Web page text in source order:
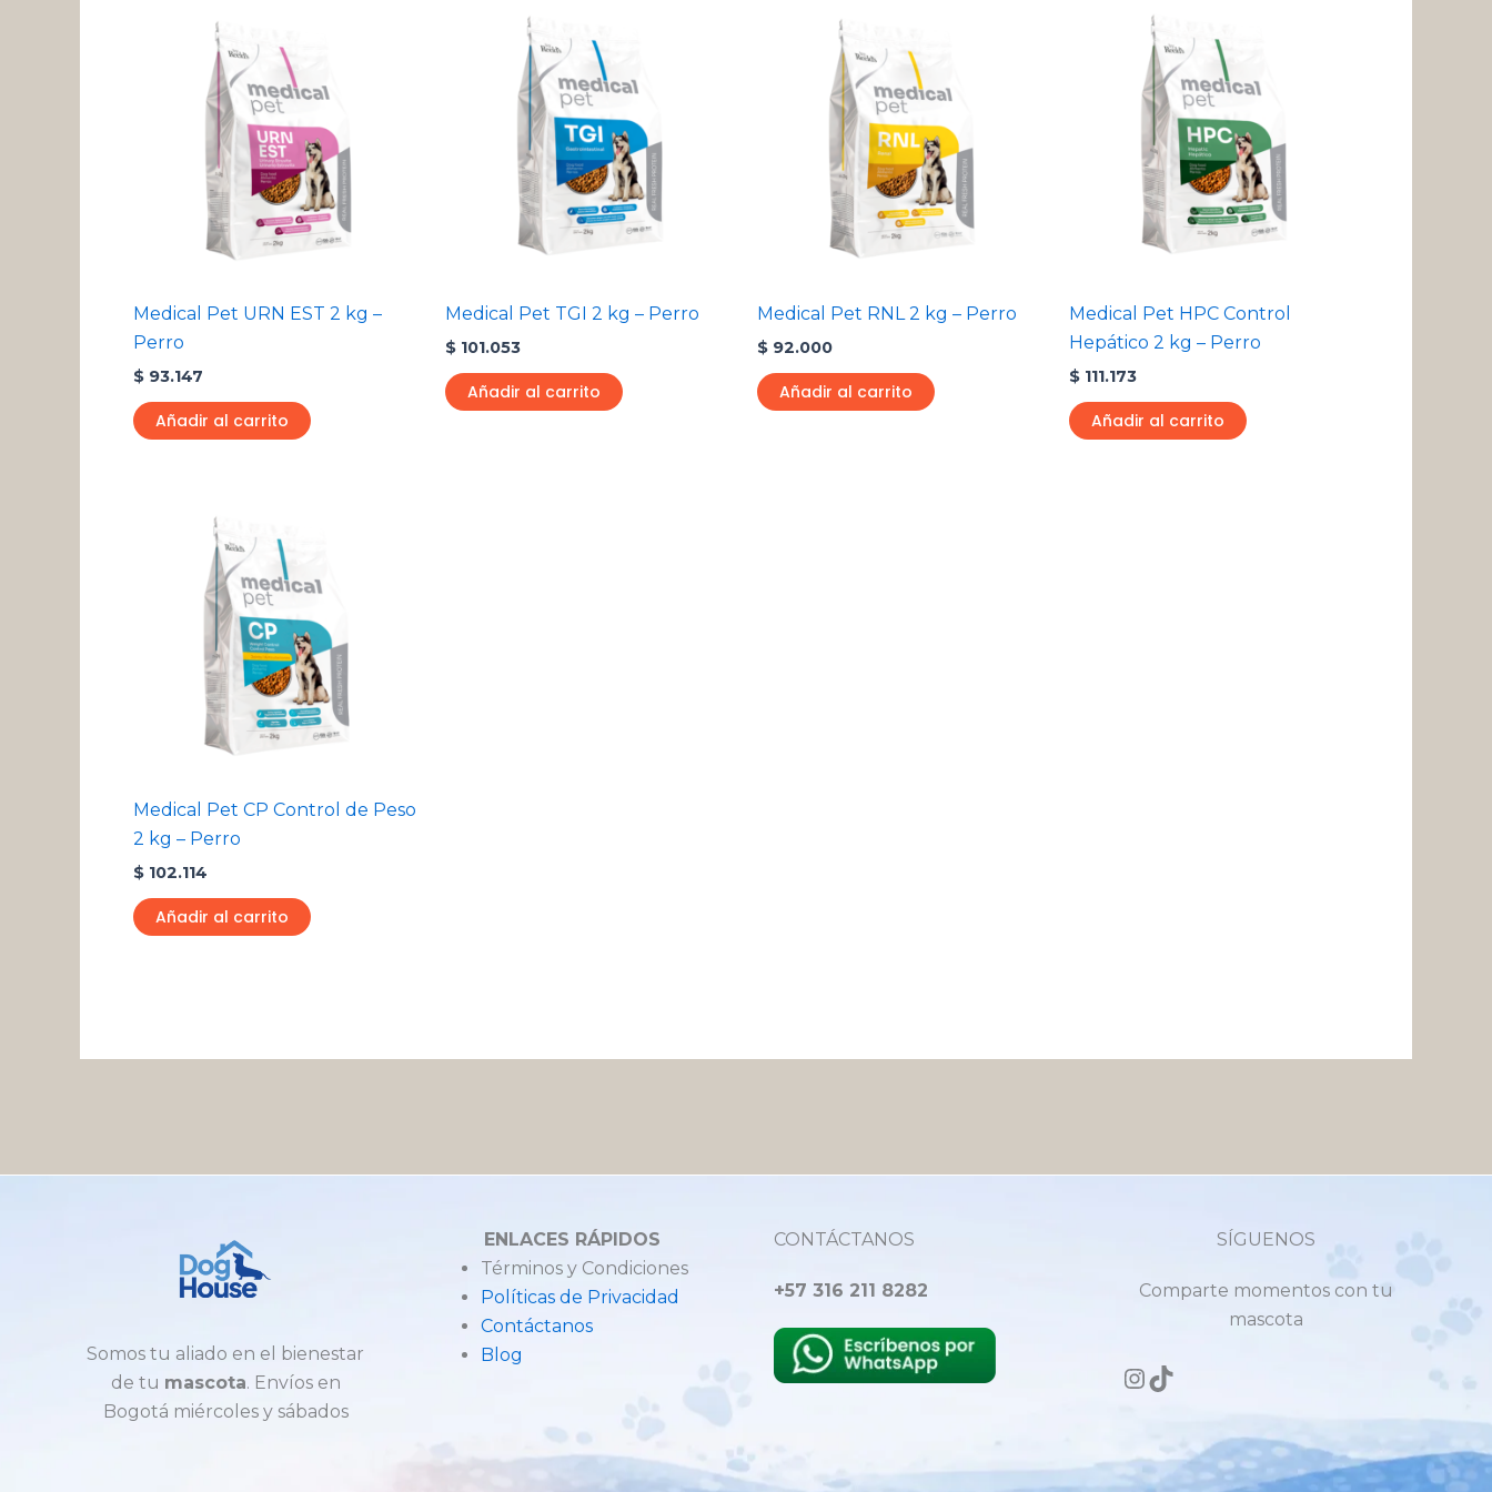
Medical Pet URN EST 2 kg –
Perro
$ 93.147
Añadir al carrito
Medical Pet TGI 2 kg – Perro
$ 101.053
Añadir al carrito
Medical Pet RNL 2 kg – Perro
$ 92.000
Añadir al carrito
Medical Pet HPC Control
Hepático 2 kg – Perro
$ 111.173
Añadir al carrito
Medical Pet CP Control de Peso
2 kg – Perro
$ 102.114
Añadir al carrito
Somos tu aliado en el bienestar
de tu mascota. Envíos en
Bogotá miércoles y sábados
ENLACES RÁPIDOS
Términos y Condiciones
Políticas de Privacidad
Contáctanos
Blog
CONTÁCTANOS
+57 316 211 8282
SÍGUENOS
Comparte momentos con tu
mascota